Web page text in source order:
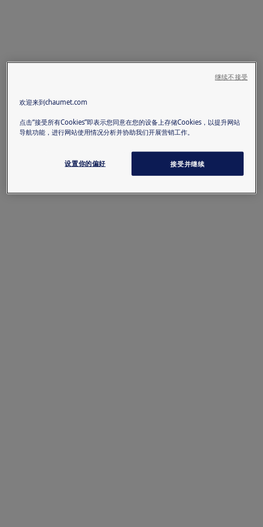
欢迎来到chaumet.com
点击“接受所有Cookies”即表示您同意在您的设备上存储Cookies，以提升网站
导航功能，进行网站使用情况分析并协助我们开展营销工作。
设置你的偏好 接受并继续
继续不接受